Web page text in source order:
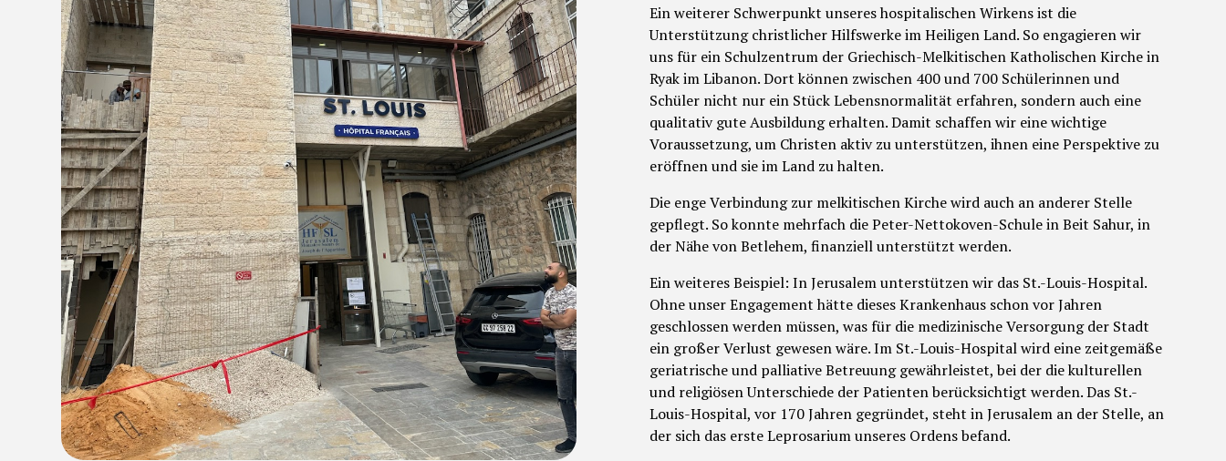
Ein weiterer Schwerpunkt unseres hospitalischen Wirkens ist die
Unterstützung christlicher Hilfswerke im Heiligen Land. So engagieren wir
uns für ein Schulzentrum der Griechisch-Melkitischen Katholischen Kirche in
Ryak im Libanon. Dort können zwischen 400 und 700 Schülerinnen und
Schüler nicht nur ein Stück Lebensnormalität erfahren, sondern auch eine
qualitativ gute Ausbildung erhalten. Damit schaffen wir eine wichtige
Voraussetzung, um Christen aktiv zu unterstützen, ihnen eine Perspektive zu
eröffnen und sie im Land zu halten.
Die enge Verbindung zur melkitischen Kirche wird auch an anderer Stelle
gepflegt. So konnte mehrfach die Peter-Nettokoven-Schule in Beit Sahur, in
der Nähe von Betlehem, finanziell unterstützt werden.
Ein weiteres Beispiel: In Jerusalem unterstützen wir das St.-Louis-Hospital.
Ohne unser Engagement hätte dieses Krankenhaus schon vor Jahren
geschlossen werden müssen, was für die medizinische Versorgung der Stadt
ein großer Verlust gewesen wäre. Im St.-Louis-Hospital wird eine zeitgemäße
geriatrische und palliative Betreuung gewährleistet, bei der die kulturellen
und religiösen Unterschiede der Patienten berücksichtigt werden. Das St.-
Louis-Hospital, vor 170 Jahren gegründet, steht in Jerusalem an der Stelle, an
der sich das erste Leprosarium unseres Ordens befand.